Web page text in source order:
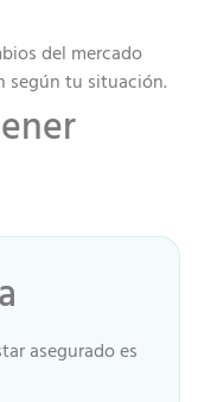
del mercado
según tu situación.
asegurado es